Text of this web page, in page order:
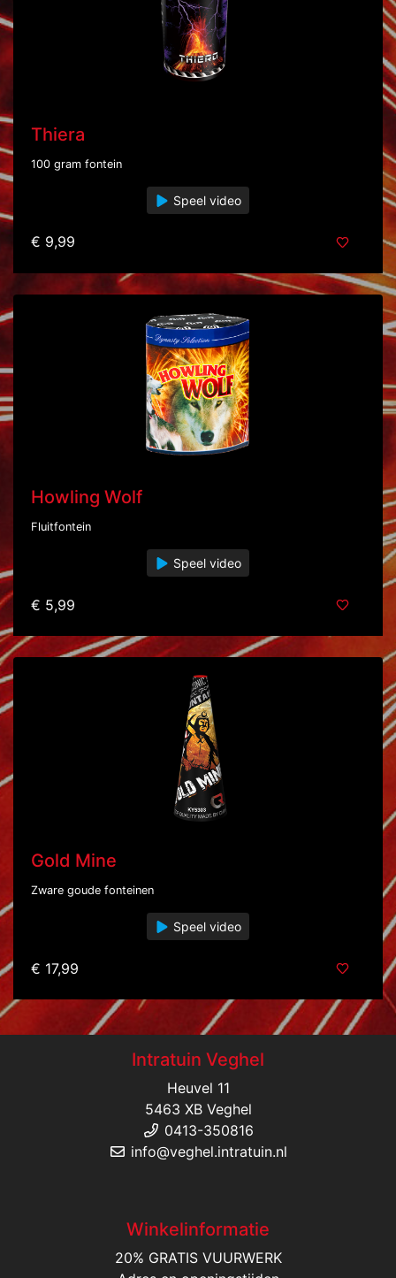
Thiera
100 gram fontein
Speel video
€ 9,99
Howling Wolf
Fluitfontein
Speel video
€ 5,99
Gold Mine
Zware goude fonteinen
Speel video
€ 17,99
Intratuin Veghel
Heuvel 11
5463 XB Veghel
0413-350816
info@veghel.intratuin.nl
Winkelinformatie
20% GRATIS VUURWERK